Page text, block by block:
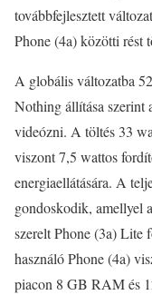
továbbfejlesztett
Phone (4a) közötti rést
A globális változatba
Nothing állítása szerint
videózni. A töltés 33
viszont 7,5 wattos
energiaellátására. A
gondoskodik, amellyel
szerelt Phone (3a) Lite
használó Phone (4a)
piacon 8 GB RAM és